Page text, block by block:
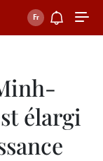
élargi